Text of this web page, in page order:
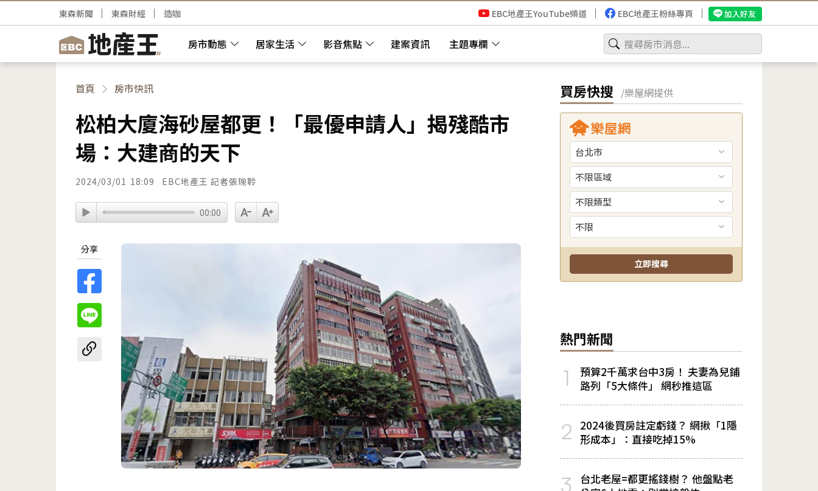
房市動態 居家生活 影音焦點 建案資訊 主題專欄
東森新聞 東森財經 造咖 EBC地產王YouTube頻道 EBC地產王粉絲專頁 加入好友
首頁 房市快訊
松柏大廈海砂屋都更！「最優申請人」揭殘酷市
場：大建商的天下
2024/03/01 18:09 EBC地產王 記者張琬聆
00:00
分享
買房快搜 /樂屋網提供
熱門新聞
1
預算2千萬求台中3房！ 夫妻為兒鋪
路列「5大條件」 網秒推這區
2 2024後買房註定虧錢？ 網揪「1隱
形成本」：直接吃掉15%
3
台北老屋=都更搖錢樹？ 他盤點老